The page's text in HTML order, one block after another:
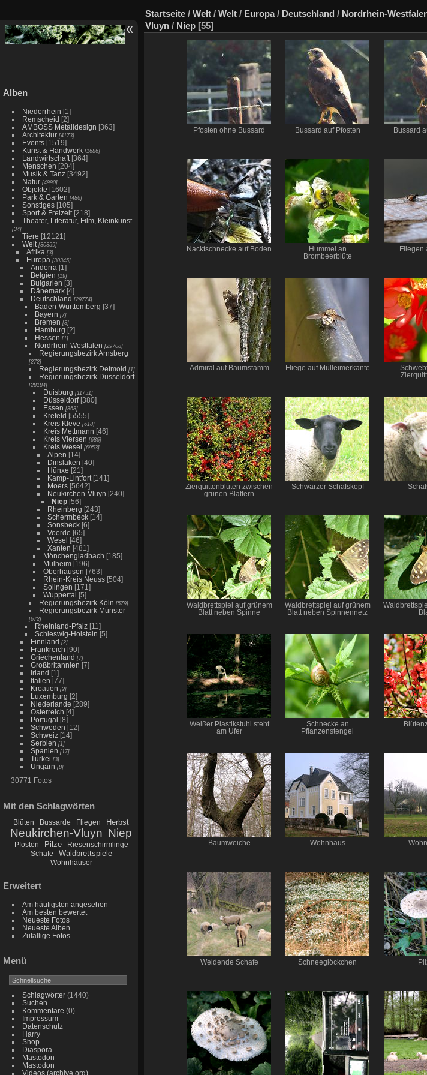
Alben
Niederrhein [1]
Remscheid [2]
AMBOSS Metalldesign [363]
Architektur [4173]
Events [1519]
Kunst & Handwerk [1686]
Landwirtschaft [364]
Menschen [204]
Musik & Tanz [3492]
Natur [4990]
Objekte [1602]
Park & Garten [486]
Sonstiges [105]
Sport & Freizeit [218]
Theater, Literatur, Film, Kleinkunst
[34]
Tiere [12121]
Welt [30359]
Afrika [3]
Europa [30345]
Andorra [1]
Belgien [19]
Bulgarien [3]
Dänemark [4]
Deutschland [29774]
Baden-Württemberg [37]
Bayern [7]
Bremen [3]
Hamburg [2]
Hessen [1]
Nordrhein-Westfalen [29708]
Regierungsbezirk Arnsberg
[272]
Regierungsbezirk Detmold [1]
Regierungsbezirk Düsseldorf
[28184]
Duisburg [11751]
Düsseldorf [380]
Essen [368]
Krefeld [5555]
Kreis Kleve [618]
Kreis Mettmann [46]
Kreis Viersen [686]
Kreis Wesel [6953]
Alpen [14]
Dinslaken [40]
Hünxe [21]
Kamp-Lintfort [141]
Moers [5642]
Neukirchen-Vluyn [240]
Niep [56]
Rheinberg [243]
Schermbeck [14]
Sonsbeck [6]
Voerde [65]
Wesel [46]
Xanten [481]
Mönchengladbach [185]
Mülheim [196]
Oberhausen [763]
Rhein-Kreis Neuss [504]
Solingen [171]
Wuppertal [5]
Regierungsbezirk Köln [579]
Regierungsbezirk Münster
[672]
Rheinland-Pfalz [11]
Schleswig-Holstein [5]
Finnland [2]
Frankreich [90]
Griechenland [7]
Großbritannien [7]
Irland [1]
Italien [77]
Kroatien [2]
Luxemburg [2]
Niederlande [289]
Österreich [4]
Portugal [8]
Schweden [12]
Schweiz [14]
Serbien [1]
Spanien [17]
Türkei [3]
Ungarn [8]
30771 Fotos
Mit den Schlagwörten
Blüten Bussarde Fliegen Herbst
Neukirchen-Vluyn Niep
Pfosten Pilze
Riesenschirmlinge
Schafe
Waldbrettspiele
Wohnhäuser
Erweitert
Am häufigsten angesehen
Am besten bewertet
Neueste Fotos
Neueste Alben
Zufällige Fotos
Menü
Schlagwörter(1440)
Suchen
Kommentare (0)
Impressum
Datenschutz
Harry
Shop
Diaspora
Mastodon
Mastodon
Videos (archive.org)
Startseite / Welt / Welt / Europa/ Deutschland / Nordrhein-
Vluyn / Niep [55]
Pfosten ohne Bussard Bussard auf Pfosten Bussard
Nacktschnecke auf Boden
Hummel an
Brombeerblüte
Fliegen
Admiral auf Baumstamm Fliege auf Mülleimerkante
Zierquittenblüten zwischen
grünen Blättern
Schwarzer Schafskopf
Waldbrettspiel auf grünem
Blatt neben Spinne
Waldbrettspiel auf grünem
Blatt neben Spinnennetz
Weißer Plastikstuhl steht
am Ufer
Schnecke an
Pflanzenstengel
Baumweiche Wohnhaus
Weidende Schafe Schneeglöckchen